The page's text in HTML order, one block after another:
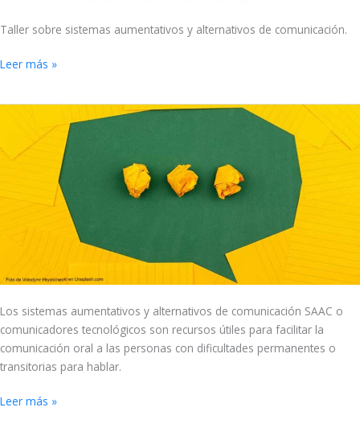
Taller sobre sistemas aumentativos y alternativos de comunicación.
Leer más »
Los sistemas aumentativos y alternativos de comunicación SAAC o
comunicadores tecnológicos son recursos útiles para facilitar la
comunicación oral a las personas con dificultades permanentes o
transitorias para hablar.
aumentativos
y
comunicación
Leer más »